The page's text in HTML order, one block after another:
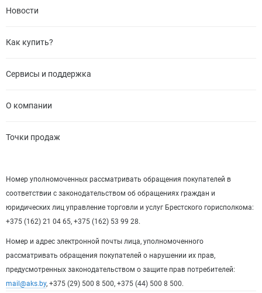
Новости
Как купить?
Сервисы и поддержка
О компании
Точки продаж
Номер уполномоченных рассматривать обращения покупателей в
соответствии с законодательством об обращениях граждан и
юридических лиц управление торговли и услуг Брестского горисполкома:
+375 (162) 21 04 65, +375 (162) 53 99 28.
Номер и адрес электронной почты лица, уполномоченного
рассматривать обращения покупателей о нарушении их прав,
предусмотренных законодательством о защите прав потребителей:
mail@aks.by, +375 (29) 500 8 500, +375 (44) 500 8 500.